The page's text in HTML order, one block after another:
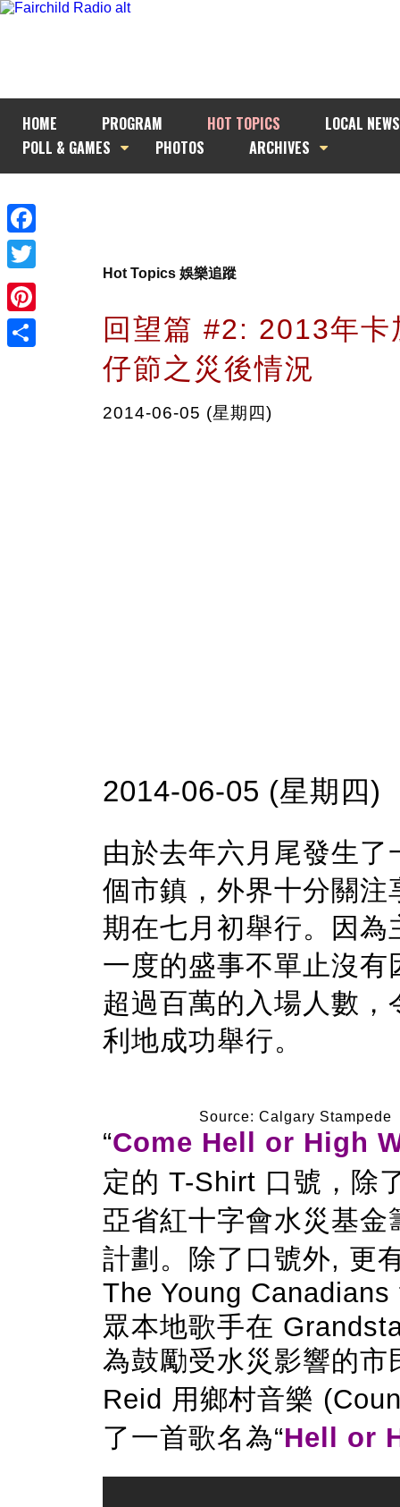
HOME PROGRAM HOT TOPICS
LOCAL NEWS
POLL & GAMES
PHOTOS ARCHIVES
Facebook
Twitter
Pinterest
Hot Topics 娛樂追蹤
回望篇 #2: 2013年卡
仔節之災後情況
2014-06-05 (星期四)
2014-06-05 (星期四)
由於去年六月 尾發生了
個市鎮 ，外界十分關
期在七月初舉行。因
一度的盛事不單止沒
超過百萬的入場人數
利地成功舉行。
Source: Calgary Stampede
“Come Hell or High
定的 T-Shirt 口號，除
亞省紅十字會水災基金
計劃。 除了口號外, 更
The Young
眾本地歌手在
為鼓勵受水災影響的市
Reid 用鄉村音樂
了一首歌名為“Hell or